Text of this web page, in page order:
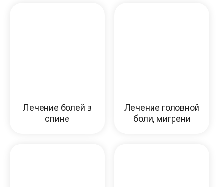
Лечение болей в
спине
Лечение головной
боли, мигрени